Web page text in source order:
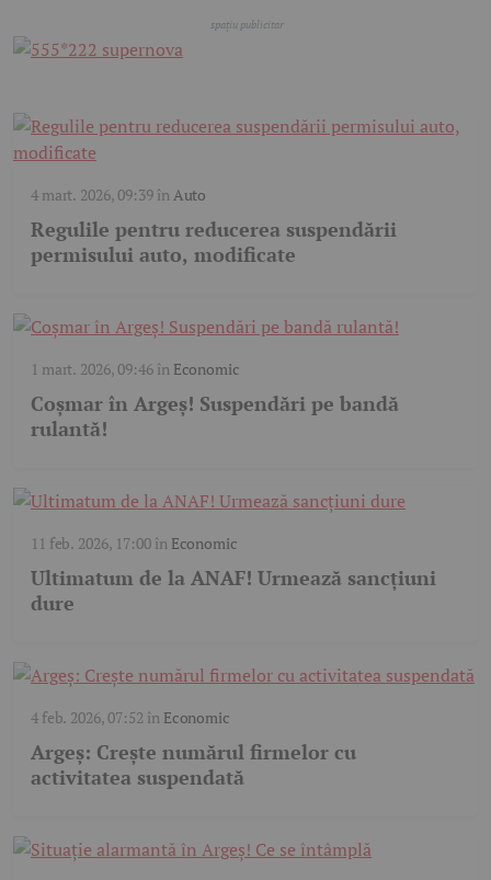
4 mart. 2026, 09:39înAuto
Regulile pentru reducerea suspendării
permisului auto, modificate
1 mart. 2026, 09:46în Economic
Coșmar în Argeș! Suspendări pe bandă
rulantă!
11 feb. 2026, 17:00în Economic
Ultimatum de la ANAF! Urmează sancțiuni
dure
4 feb. 2026, 07:52 în Economic
Argeș: Crește numărul firmelor cu
activitatea suspendată